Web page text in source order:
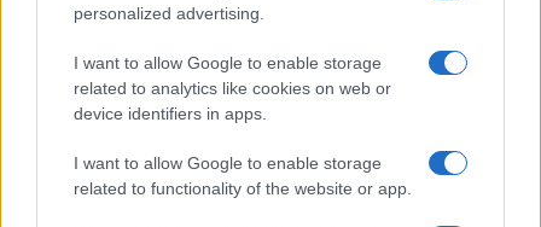
personalized advertising.
I want to allow Google to enable storage
related to analytics like cookies on web or
device identifiers in apps.
I want to allow Google to enable storage
related to functionality of the website or app.
vivo: un amico vip svela come fa
Calangianus, dopo le polemiche il centro
accoglienza minori chiude